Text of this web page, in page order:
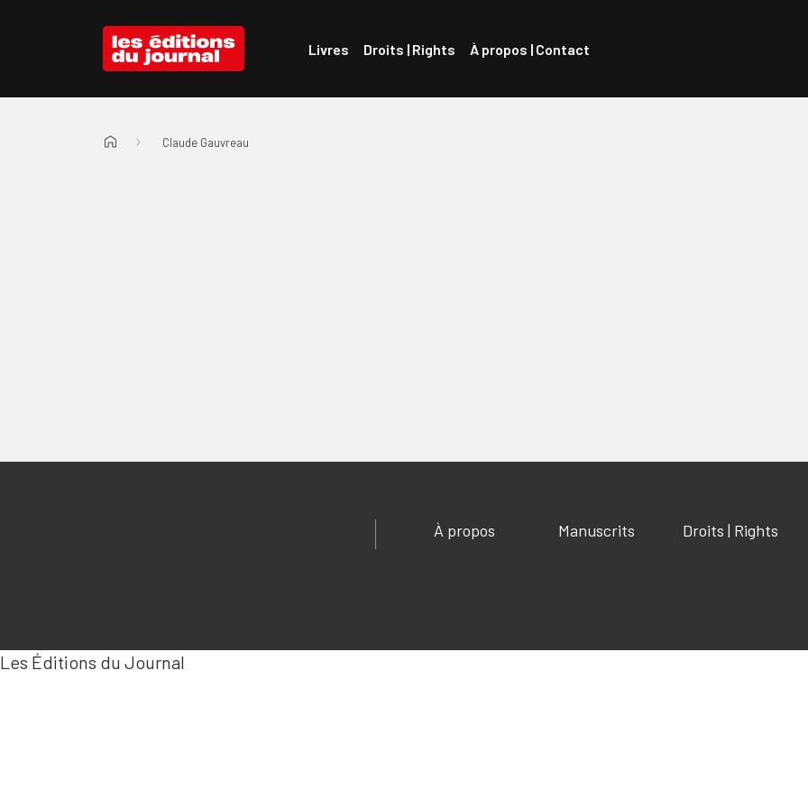
Les Éditions du Journal
Les Éditions du Journal
Livres Droits | Rights À propos | Contact
Claude Gauvreau
À propos Manuscrits Droits | Rights